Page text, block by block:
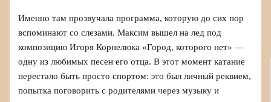
Именно там прозвучала программа, которую до сих пор
вспоминают со слезами. Максим вышел на лед под
композицию Игоря Корнелюка «Город, которого нет» —
одну из любимых песен его отца. В этот момент катание
перестало быть просто спортом: это был личный реквием,
попытка поговорить с родителями через музыку и